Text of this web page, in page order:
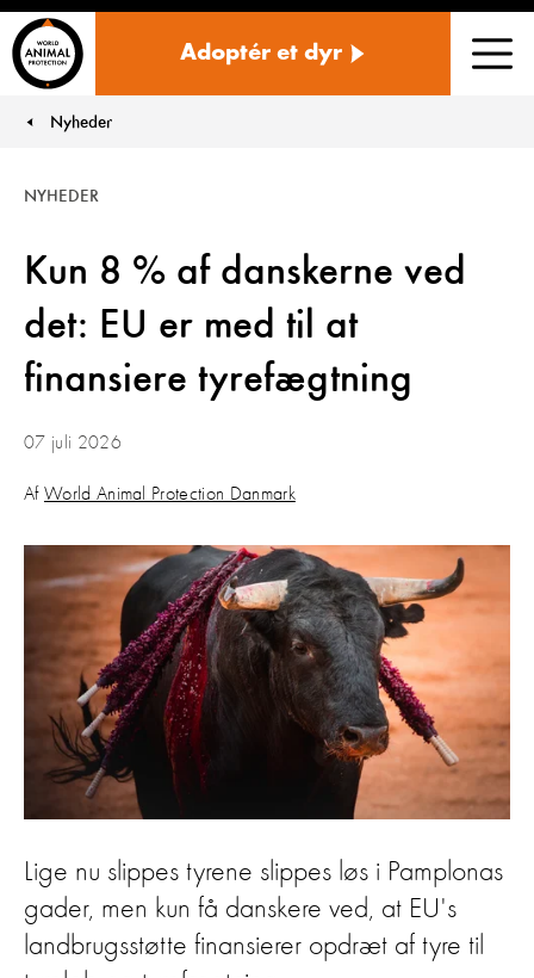
Adoptér et dyr
You are here:
Nyheder
Kun 8 % af danskerne ved
det: EU er med til at
finansiere tyrefægtning
NYHEDER
07 juli 2026
Af World Animal Protection Danmark
Lige nu slippes tyrene slippes løs i Pamplonas
gader, men kun få danskere ved, at EU's
landbrugsstøtte finansierer opdræt af tyre til